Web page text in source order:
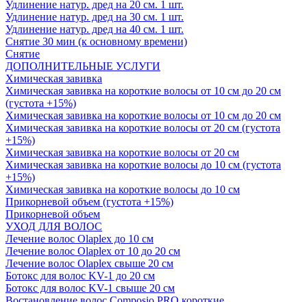
Удлинение натур. дред на 20 см. 1 шт.
Удлинение натур. дред на 30 см. 1 шт.
Удлинение натур. дред на 40 см. 1 шт.
Снятие 30 мин (к основному времени)
Снятие
ДОПОЛНИТЕЛЬНЫЕ УСЛУГИ
Химическая завивка
Химическая завивка на короткие волосы от 10 см до 20 см
(густота +15%)
Химическая завивка на короткие волосы от 10 см до 20 см
Химическая завивка на короткие волосы от 20 см (густота
+15%)
Химическая завивка на короткие волосы от 20 см
Химическая завивка на короткие волосы до 10 см (густота
+15%)
Химическая завивка на короткие волосы до 10 см
Прикорневой объем (густота +15%)
Прикорневой объем
УХОД ДЛЯ ВОЛОС
Лечение волос Olapleх до 10 см
Лечение волос Olapleх от 10 до 20 см
Лечение волос Olapleх свыше 20 см
Ботокс для волос KV-1 до 20 см
Ботокс для волос KV-1 свыше 20 см